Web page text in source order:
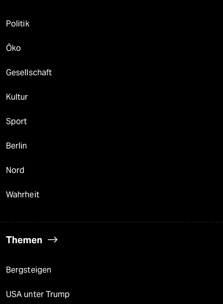
Politik
Öko
Gesellschaft
Kultur
Sport
Berlin
Nord
Wahrheit
Themen
Bergsteigen
USA unter Trump